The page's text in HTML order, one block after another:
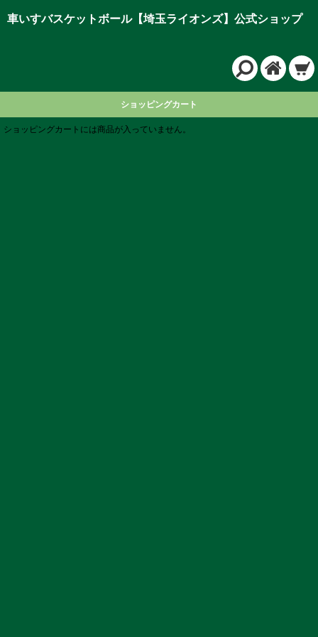
車いすバスケットボール【埼玉ライオンズ】公式ショップ
ショッピングカート
ショッピングカートには商品が入っていません。